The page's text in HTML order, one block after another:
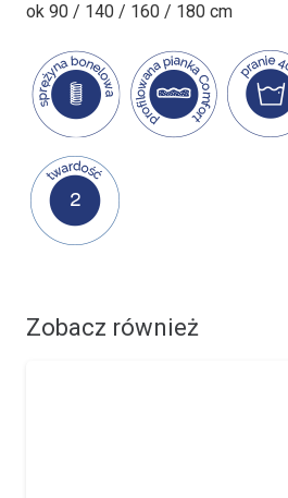
ok 90 / 140 / 160 / 180 cm
Zobacz również